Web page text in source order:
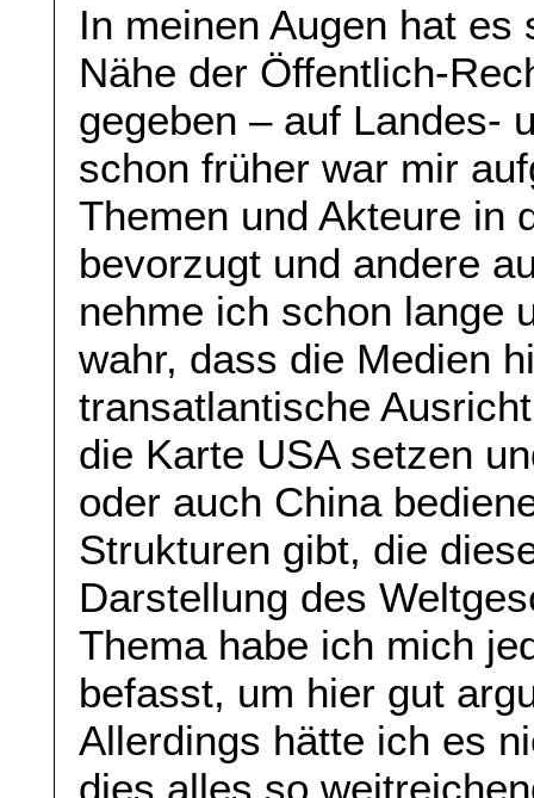
In meinen Augen hat
Nähe der Öffentlich-
gegeben – auf Landes-
schon früher war mir
Themen und Akteure in
bevorzugt und andere
nehme ich schon lange
wahr, dass die Medien
transatlantische
die Karte USA setzen
oder auch China
Strukturen gibt, die
Darstellung des
Thema habe ich mich
befasst, um hier gut
Allerdings hätte ich es
dies alles so